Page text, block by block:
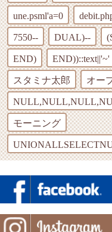
une.psml'a=0
7550-- DUAL)--
END) END))::text||'~'
スタミナ太郎 オー
モーニング